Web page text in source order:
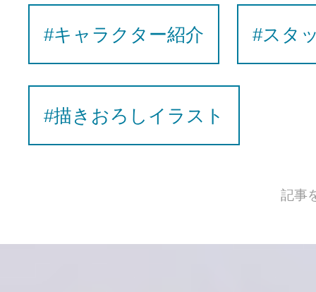
#キャラクター紹介 #スタ
#描きおろしイラスト
記事